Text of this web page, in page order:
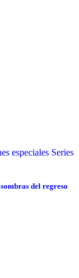
especiales Series
del regreso